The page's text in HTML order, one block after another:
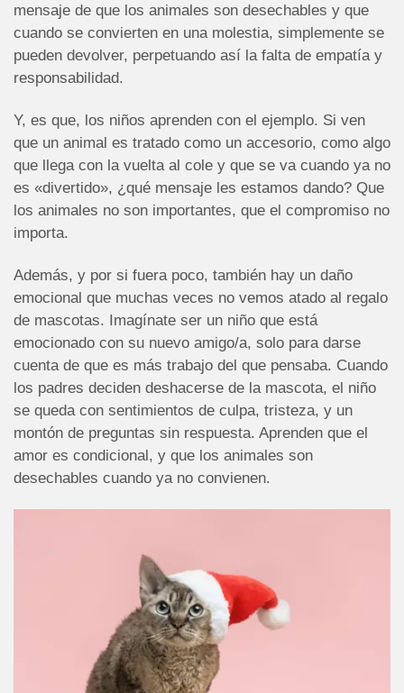
mensaje de que los animales son desechables y que
cuando se convierten en una molestia, simplemente se
pueden devolver, perpetuando así la falta de empatía y
responsabilidad.
Y, es que, los niños aprenden con el ejemplo. Si ven
que un animal es tratado como un accesorio, como algo
que llega con la vuelta al cole y que se va cuando ya no
es «divertido», ¿qué mensaje les estamos dando? Que
los animales no son importantes, que el compromiso no
importa.
Además, y por si fuera poco, también hay un daño
emocional que muchas veces no vemos atado al regalo
de mascotas. Imagínate ser un niño que está
emocionado con su nuevo amigo/a, solo para darse
cuenta de que es más trabajo del que pensaba. Cuando
los padres deciden deshacerse de la mascota, el niño
se queda con sentimientos de culpa, tristeza, y un
montón de preguntas sin respuesta. Aprenden que el
amor es condicional, y que los animales son
desechables cuando ya no convienen.